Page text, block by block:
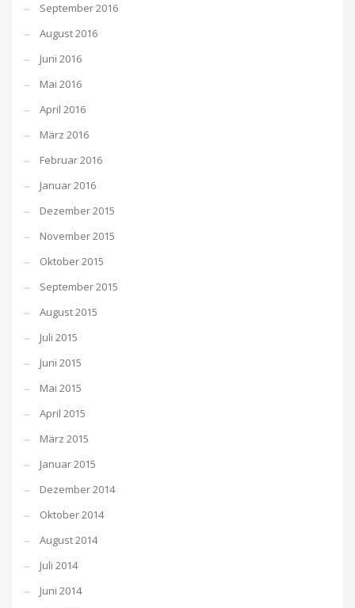
September 2016
August 2016
Juni 2016
Mai 2016
April 2016
März 2016
Februar 2016
Januar 2016
Dezember 2015
November 2015
Oktober 2015
September 2015
August 2015
Juli 2015
Juni 2015
Mai 2015
April 2015
März 2015
Januar 2015
Dezember 2014
Oktober 2014
August 2014
Juli 2014
Juni 2014